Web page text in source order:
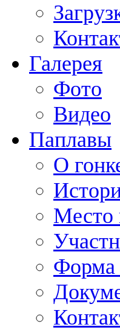
Галерея
Фото
Видео
Паплавы
О
Место
Форма